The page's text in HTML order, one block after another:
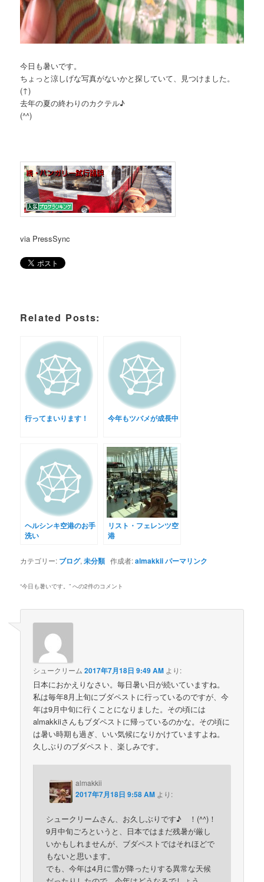
今日も暑いです。
ちょっと涼しげな写真がないかと探していて、見つけました。
(↑)
去年の夏の終わりのカクテル♪
(^^)
via PressSync
Related Posts:
行ってまいります！ 今年もツバメが成長中
ヘルシンキ空港のお手
洗い
リスト・フェレンツ空
港
カテゴリー: ブログ,未分類 作成者:almakkiiパーマリンク
“今日も暑いです。” への2件のコメント
シュークリーム 2017年7月18日 9:49 AM より:
日本におかえりなさい。毎日暑い日が続いていますね。
私は毎年8月上旬にブダペストに行っているのですが、今
年は9月中旬に行くことになりました。その頃には
almakkiiさんもブダペストに帰っているのかな。その頃に
は暑い時期も過ぎ、いい気候になりかけていますよね。
久しぶりのブダペスト、楽しみです。
almakkii
2017年7月18日 9:58 AM より:
シュークリームさん、お久しぶりです♪ ！(^^)！
9月中旬ごろというと、日本ではまだ残暑が厳し
いかもしれませんが、ブダペストではそれほどで
もないと思います。
でも、今年は4月に雪が降ったりする異常な天候